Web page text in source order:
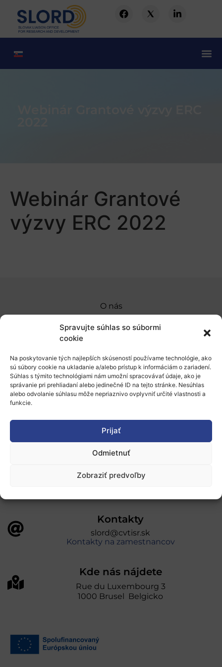
Spravujte súhlas so súbormi
cookie
Na poskytovanie tých najlepších skúseností používame technológie, ako
sú súbory cookie na ukladanie a/alebo prístup k informáciám o zariadení.
Súhlas s týmito technológiami nám umožní spracovávať údaje, ako je
správanie pri prehliadaní alebo jedinečné ID na tejto stránke. Nesúhlas
alebo odvolanie súhlasu môže nepriaznivo ovplyvniť určité vlastnosti a
funkcie.
Prijať
Odmietnuť
Zobraziť predvoľby
Webinár Grantové
výzvy ERC 2022
O nás
Naše služby
Financovanie a podpora
Stáže a pobyty
Novinky
„Projekt SK4ERA II je spolufinancovaný Európskou
prevádzkuje Centrum vedecko-technických
informácií SR“
Kontakty
slord@cvtisr.sk
Kontakty na zamestnancov
Kde nás nájdete
Rue du Luxembourg 3
1000 Brusel Belgicko